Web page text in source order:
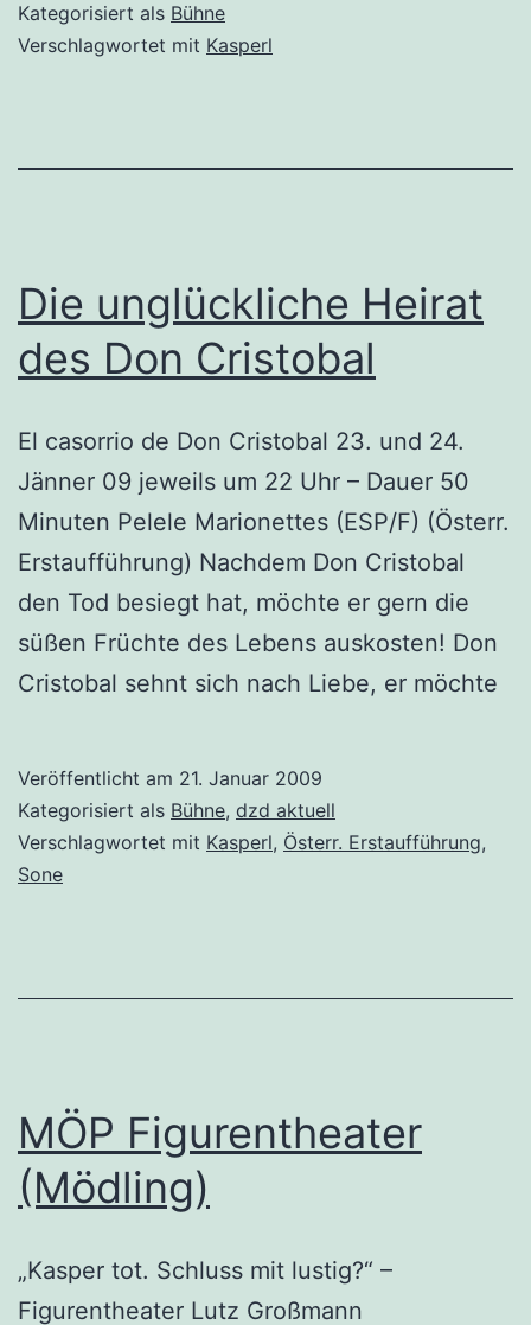
Kategorisiert als Bühne
Verschlagwortet mit Kasperl
Die unglückliche Heirat
des Don Cristobal
El casorrio de Don Cristobal 23. und 24.
Jänner 09 jeweils um 22 Uhr – Dauer 50
Minuten Pelele Marionettes (ESP/F) (Österr.
Erstaufführung) Nachdem Don Cristobal
den Tod besiegt hat, möchte er gern die
süßen Früchte des Lebens auskosten! Don
Cristobal sehnt sich nach Liebe, er möchte
Veröffentlicht am 21. Januar 2009
Kategorisiert als Bühne, dzd aktuell
Verschlagwortet mit Kasperl, Österr. Erstaufführung,
Sone
MÖP Figurentheater
(Mödling)
„Kasper tot. Schluss mit lustig?“ –
Figurentheater Lutz Großmann